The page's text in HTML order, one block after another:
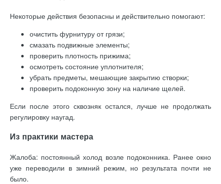
Некоторые действия безопасны и действительно помогают:
очистить фурнитуру от грязи;
смазать подвижные элементы;
проверить плотность прижима;
осмотреть состояние уплотнителя;
убрать предметы, мешающие закрытию створки;
проверить подоконную зону на наличие щелей.
Если после этого сквозняк остался, лучше не продолжать
регулировку наугад.
Из практики мастера
Жалоба: постоянный холод возле подоконника. Ранее окно
уже переводили в зимний режим, но результата почти не
было.